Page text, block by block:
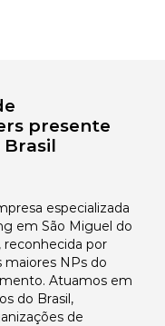
presente
especializada
em São Miguel do
reconhecida por
maiores NPs do
Atuamos em
do Brasil,
de